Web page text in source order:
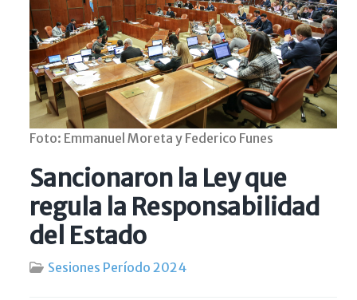
Foto: Emmanuel Moreta y Federico Funes
Sancionaron la Ley que
regula la Responsabilidad
del Estado
Sesiones Período 2024